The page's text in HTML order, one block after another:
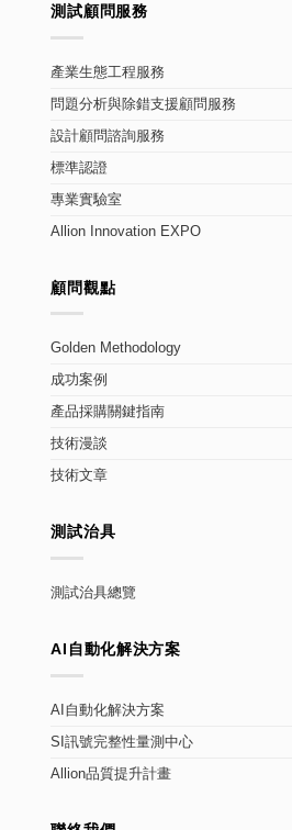
測試顧問服務
產業生態工程服務
問題分析與除錯支援顧問服務
設計顧問諮詢服務
標準認證
專業實驗室
Allion Innovation EXPO
顧問觀點
Golden Methodology
成功案例
產品採購關鍵指南
技術漫談
技術文章
測試治具
測試治具總覽
AI自動化解決方案
AI自動化解決方案
SI訊號完整性量測中心
Allion品質提升計畫